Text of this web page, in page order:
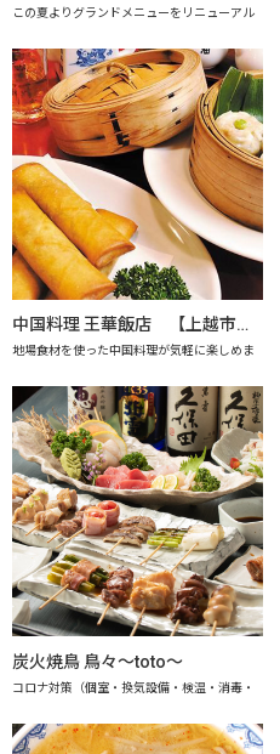
この夏よりグランドメニューをリニューアル
中国料理 王華飯店 【上越市地産地消推進の店認定店】
地場食材を使った中国料理が気軽に楽しめま
炭火焼鳥 鳥々～toto～
コロナ対策（個室・換気設備・検温・消毒・